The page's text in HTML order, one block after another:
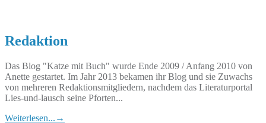
Redaktion
Das Blog "Katze mit Buch" wurde Ende 2009 / Anfang 2010 von
Anette gestartet. Im Jahr 2013 bekamen ihr Blog und sie Zuwachs
von mehreren Redaktionsmitgliedern, nachdem das Literaturportal
Lies-und-lausch seine Pforten...
Weiterlesen... →